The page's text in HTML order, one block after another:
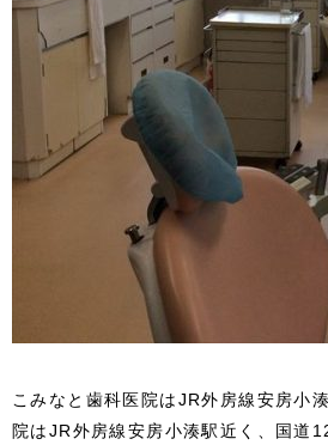
こみなと歯科医院はJR外房線安房小
院はJR外房線安房小湊駅近く、国道